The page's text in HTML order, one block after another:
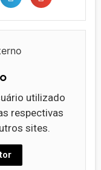
utilizado
respectivas
sites.